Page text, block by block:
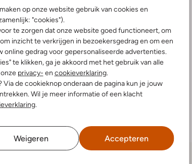
op onze website gebruik van cookies en
"cookies").
te zorgen dat onze website goed functioneert, om
inzicht te verkrijgen in bezoekersgedrag en om een
online gedrag voor gepersonaliseerde advertenties.
te klikken, ga je akkoord met het gebruik van alle
privacy- en cookieverklaring.
de cookieknop onderaan de pagina kun je jouw
Wil je meer informatie of een klacht
.
Weigeren Accepteren
Speciale chemische reiniging